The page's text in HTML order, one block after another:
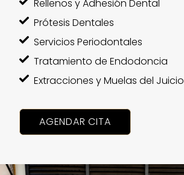
Rellenos y Adhesión Dental
Prótesis Dentales
Servicios Periodontales
Tratamiento de Endodoncia
Extracciones y Muelas del Juicio
AGENDAR CITA